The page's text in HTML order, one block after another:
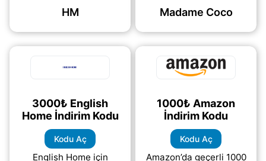
HM
kodunu görüntüleyebilir
ve ödeme adımında
ücretsiz(daha&helliip;)
Madame Coco
3000₺ English
Home İndirim Kodu
Kodu Aç
English Home için
1000₺ Amazon
İndirim Kodu
Kodu Aç
Amazon’da geçerli 1000